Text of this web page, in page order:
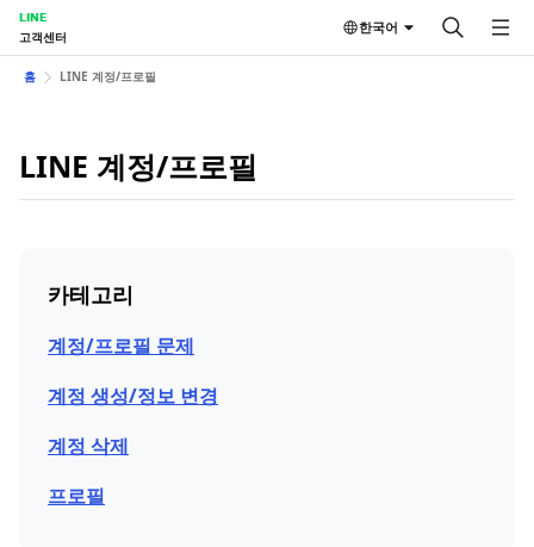
LINE
고객센터
한국어
홈 LINE 계정/프로필
LINE 계정/프로필
카테고리
계정/프로필 문제
계정 생성/정보 변경
계정 삭제
프로필